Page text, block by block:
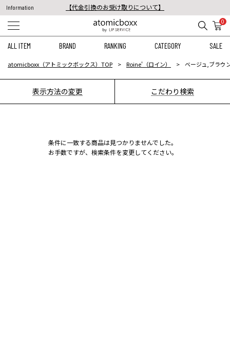
Information
【代金引換のお受け取りについて】
税込11,000円以上のご注文で送料無料！
0
ALL ITEM BRAND RANKING CATEGORY SALE
atomicboxx（アトミックボックス）TOP Roine'（ロイン） ベージュ,ブラウ
表示方法の変更 こだわり検索
条件に一致する商品は見つかりませんでした。
お手数ですが、検索条件を変更してください。